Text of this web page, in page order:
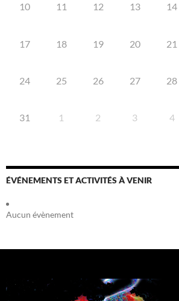
10 11 12 13 14
17 18 19 20 21
24 25 26 27 28
31 1 2 3 4
ÉVÉNEMENTS ET ACTIVITÉS À VENIR
Aucun évènement